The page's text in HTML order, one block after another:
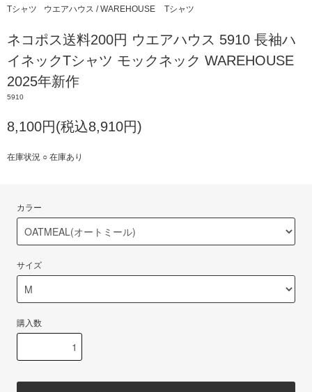
Tシャツ ウエアハウス / WAREHOUSE Tシャツ
ネコポス送料200円 ウエアハウス 5910 長袖ハ
イネックTシャツ モックネック WAREHOUSE
2025年新作
5910
8,100円(税込8,910円)
在庫状況 ○ 在庫あり
カラー
サイズ
購入数